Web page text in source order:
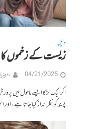
دلیل
زیست کے زخموں کا
04/21/2025
اگر ایک لڑکا ایسے ماحول میں
پسند کو نظرانداز کیا جاتا